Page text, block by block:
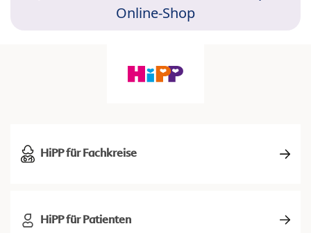
Online-Shop
HiPP für Fachkreise
HiPP für Patienten